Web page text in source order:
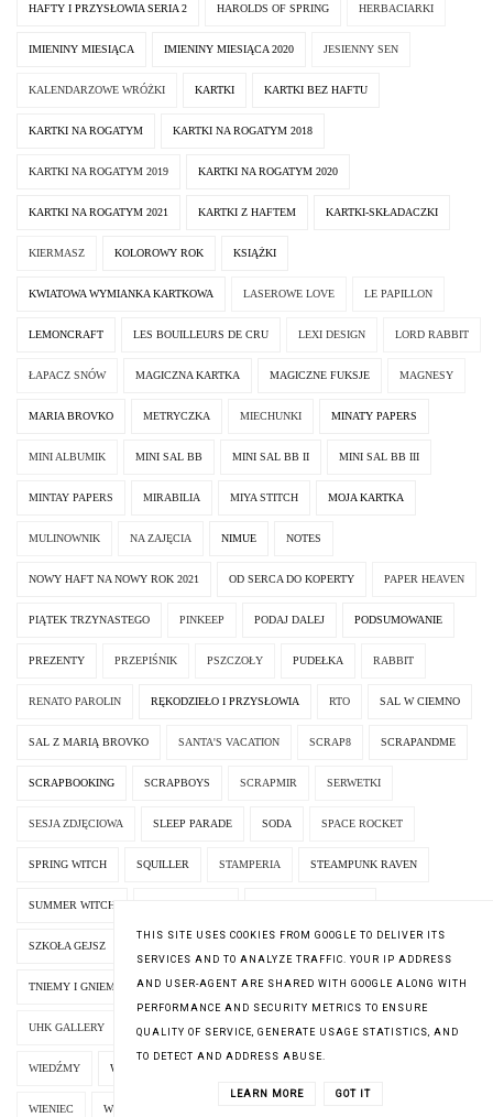
HAFTY I PRZYSŁOWIA SERIA 2 HAROLDS OF SPRING HERBACIARKI
IMIENINY MIESIĄCA IMIENINY MIESIĄCA 2020 JESIENNY SEN
KALENDARZOWE WRÓŻKI KARTKI KARTKI BEZ HAFTU
KARTKI NA ROGATYM KARTKI NA ROGATYM 2018
KARTKI NA ROGATYM 2019 KARTKI NA ROGATYM 2020
KARTKI NA ROGATYM 2021 KARTKI Z HAFTEM KARTKI-SKŁADACZKI
KIERMASZ KOLOROWY ROK KSIĄŻKI
KWIATOWA WYMIANKA KARTKOWA LASEROWE LOVE LE PAPILLON
LEMONCRAFT LES BOUILLEURS DE CRU LEXI DESIGN LORD RABBIT
ŁAPACZ SNÓW MAGICZNA KARTKA MAGICZNE FUKSJE MAGNESY
MARIA BROVKO METRYCZKA MIECHUNKI MINATY PAPERS
MINI ALBUMIK MINI SAL BB MINI SAL BB II MINI SAL BB III
MINTAY PAPERS MIRABILIA MIYA STITCH MOJA KARTKA
MULINOWNIK NA ZAJĘCIA NIMUE NOTES
NOWY HAFT NA NOWY ROK 2021 OD SERCA DO KOPERTY PAPER HEAVEN
PIĄTEK TRZYNASTEGO PINKEEP PODAJ DALEJ PODSUMOWANIE
PREZENTY PRZEPIŚNIK PSZCZOŁY PUDEŁKA RABBIT
RENATO PAROLIN RĘKODZIEŁO I PRZYSŁOWIA RTO SAL W CIEMNO
SAL Z MARIĄ BROVKO SANTA'S VACATION SCRAP8 SCRAPANDME
SCRAPBOOKING SCRAPBOYS SCRAPMIR SERWETKI
SESJA ZDJĘCIOWA SLEEP PARADE SODA SPACE ROCKET
SPRING WITCH SQUILLER STAMPERIA STEAMPUNK RAVEN
SUMMER WITCH
SZKOŁA GEJSZ
TNIEMY I GNIEMY TUSAL 2017 TUSAL 2018 UFO-KI
UHK GALLERY VERONIQUE ENGINGER WHITE KITTEN IN A CUP
WIEDŹMY WIELKANOC 2020-2021
WIENIEC WINTER WITCH
THIS SITE USES COOKIES FROM GOOGLE TO DELIVER ITS
SERVICES AND TO ANALYZE TRAFFIC. YOUR IP ADDRESS
AND USER-AGENT ARE SHARED WITH GOOGLE ALONG WITH
PERFORMANCE AND SECURITY METRICS TO ENSURE
QUALITY OF SERVICE, GENERATE USAGE STATISTICS, AND
TO DETECT AND ADDRESS ABUSE.
LEARN MORE GOT IT